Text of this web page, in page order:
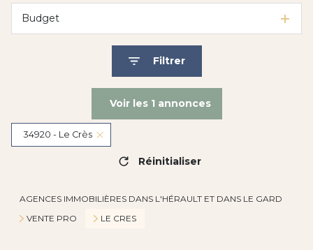
Budget
Filtrer
Voir les 1annonces
34920 - Le Crès
Réinitialiser
AGENCES IMMOBILIÈRES DANS L'HÉRAULT ET DANS LE GARD
VENTE PRO
LE CRES